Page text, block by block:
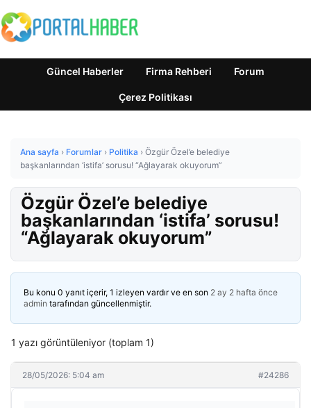
Güncel Haberler Firma Rehberi Forum
Çerez Politikası
Ana sayfa › Forumlar › Politika › Özgür Özel’e belediye
başkanlarından ‘istifa’ sorusu! “Ağlayarak okuyorum”
Özgür Özel’e belediye
başkanlarından ‘istifa’ sorusu!
“Ağlayarak okuyorum”
Bu konu 0 yanıt içerir, 1 izleyen vardır ve en son 2 ay 2 hafta önce
admin tarafından güncellenmiştir.
1 yazı görüntüleniyor (toplam 1)
28/05/2026: 5:04 am #24286